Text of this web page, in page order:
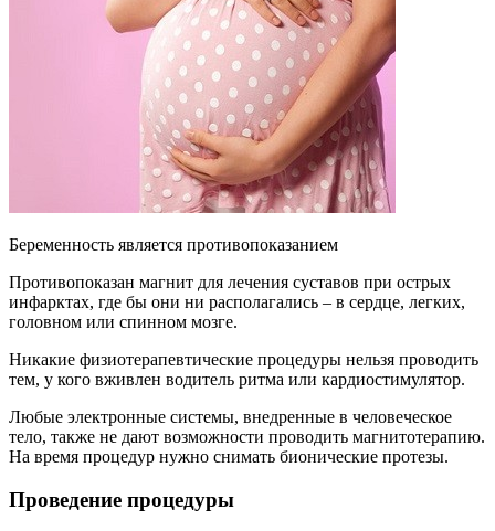
Беременность является противопоказанием
Противопоказан магнит для лечения суставов при острых
инфарктах, где бы они ни располагались – в сердце, легких,
головном или спинном мозге.
Никакие физиотерапевтические процедуры нельзя проводить
тем, у кого вживлен водитель ритма или кардиостимулятор.
Любые электронные системы, внедренные в человеческое
тело, также не дают возможности проводить магнитотерапию.
На время процедур нужно снимать бионические протезы.
Проведение процедуры